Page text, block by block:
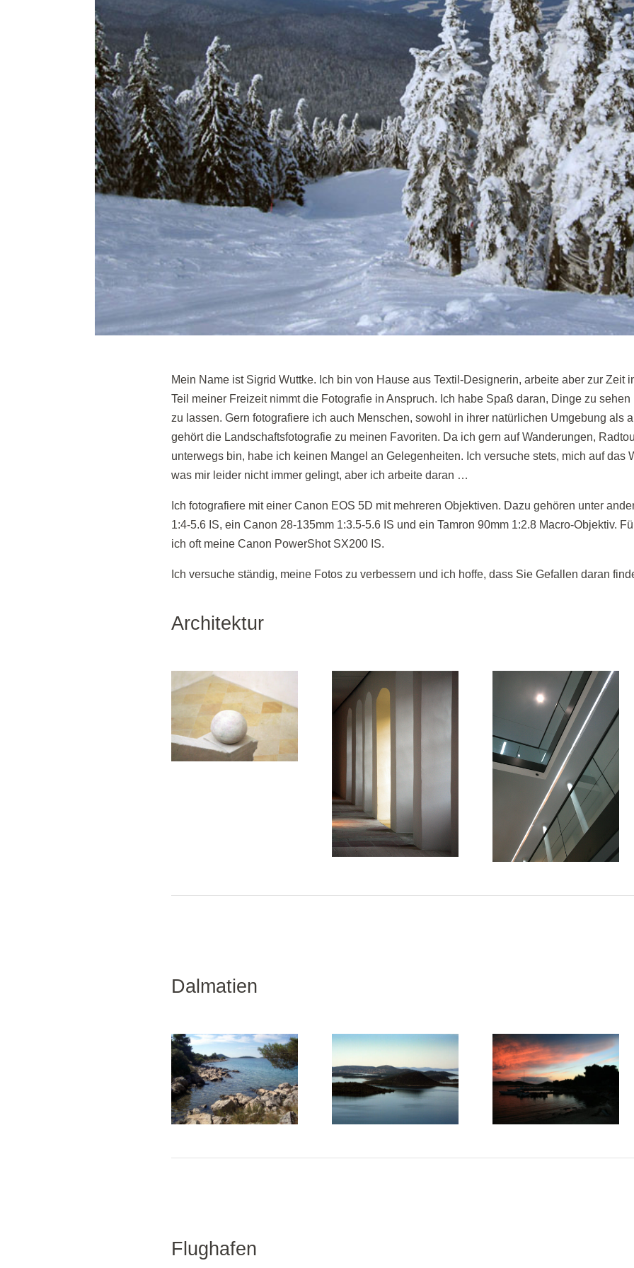
Mein Name ist Sigrid Wuttke. Ich bin von Hause aus Textil-Designerin, arbeite aber zur Zeit
Teil meiner Freizeit nimmt die Fotografie in Anspruch. Ich habe Spaß daran, Dinge zu
zu lassen. Gern fotografiere ich auch Menschen, sowohl in ihrer natürlichen Umgebung als
gehört die Landschaftsfotografie zu meinen Favoriten. Da ich gern auf Wanderungen,
unterwegs bin, habe ich keinen Mangel an Gelegenheiten. Ich versuche stets, mich auf das
was mir leider nicht immer gelingt, aber ich arbeite daran …
Ich fotografiere mit einer Canon EOS 5D mit mehreren Objektiven. Dazu gehören unter
1:4-5.6 IS, ein Canon 28-135mm 1:3.5-5.6 IS und ein Tamron 90mm 1:2.8 Macro-Objektiv.
ich oft meine Canon PowerShot SX200 IS.
Ich versuche ständig, meine Fotos zu verbessern und ich hoffe, dass Sie Gefallen daran
Architektur
Dalmatien
Flughafen